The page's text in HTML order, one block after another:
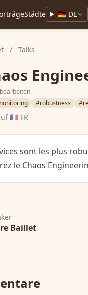
Städte 🇩🇪 DE
/ Talks
#robustness
🇫🇷 FR
sont les plus
le Chaos
Baillet